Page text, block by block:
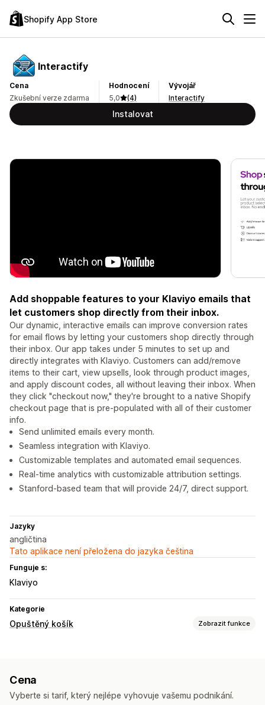
Shopify App Store
Interactify
Cena
Zkušební verze zdarma
Hodnocení
5,0
(4)
Vývojář
Interactify
Instalovat
Add shoppable features to your Klaviyo emails that
let customers shop directly from their inbox.
Our dynamic, interactive emails can improve conversion rates
for email flows by letting your customers shop directly through
their inbox. Our app takes under 5 minutes to set up and
directly integrates with Klaviyo. Customers can add/remove
items to their cart, view upsells, look through product images,
and apply discount codes, all without leaving their inbox. When
they click "checkout now," they're brought to a native Shopify
checkout page that is pre-populated with all of their customer
info.
Send unlimited emails every month.
Seamless integration with Klaviyo.
Customizable templates and automated email sequences.
Real-time analytics with customizable attribution settings.
Stanford-based team that will provide 24/7, direct support.
Jazyky
angličtina
Tato aplikace není přeložena do jazyka čeština
Funguje s:
Klaviyo
Kategorie
Opuštěný košík Zobrazit funkce
Cena
Vyberte si tarif, který nejlépe vyhovuje vašemu podnikání.